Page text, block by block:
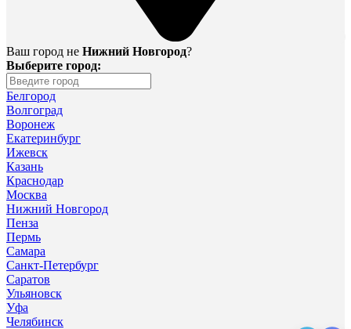
Ваш город не Нижний Новгород?
Выберите город:
Белгород
Волгоград
Воронеж
Екатеринбург
Ижевск
Казань
Краснодар
Москва
Нижний Новгород
Пенза
Пермь
Самара
Санкт-Петербург
Саратов
Ульяновск
Уфа
Челябинск